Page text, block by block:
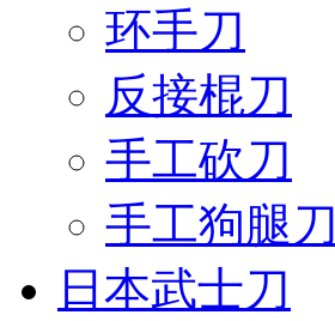
环手刀
反接棍刀
手工砍刀
手工狗腿刀
日本武士刀